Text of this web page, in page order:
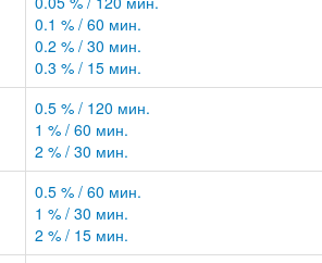
0.1 % / 60 мин.
0.2 % / 30 мин.
0.3 % / 15 мин.
0.5 % / 120 мин.
1 % / 60 мин.
2 % / 30 мин.
0.5 % / 60 мин.
1 % / 30 мин.
2 % / 15 мин.